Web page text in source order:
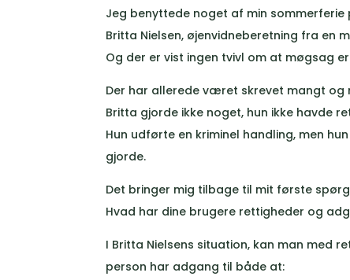
Jeg benyttede noget af min sommerferie
Britta Nielsen, øjenvidneberetning fra en
Og der er vist ingen tvivl om at møgsag
Der har allerede været skrevet mangt
Britta gjorde ikke noget, hun ikke havde
Hun udførte en kriminel handling, men
gjorde.
Det bringer mig tilbage til mit første
Hvad har dine brugere rettigheder og
I Britta Nielsens situation, kan man med
person har adgang til både at: